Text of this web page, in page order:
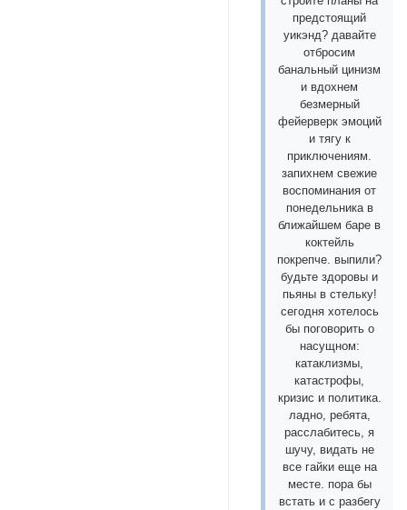
предстоящий
уикэнд? давайте
отбросим
банальный цинизм
и вдохнем
безмерный
фейерверк эмоций
и тягу к
приключениям.
запихнем свежие
воспоминания от
понедельника в
ближайшем баре в
коктейль
покрепче. выпили?
будьте здоровы и
пьяны в стельку!
сегодня хотелось
бы поговорить о
насущном:
катаклизмы,
катастрофы,
кризис и политика.
ладно, ребята,
расслабитесь, я
шучу, видать не
все гайки еще на
месте. пора бы
встать и с разбегу